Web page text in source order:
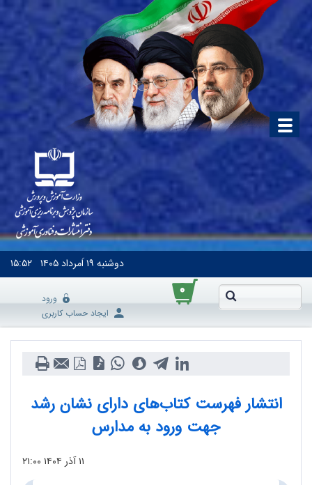
دوشنبه ۱۹ اَمرداد ۱۴۰۵ ۱۵:۵۲
۰
ورود
ایجاد حساب کاربری
انتشار فهرست کتاب‌های دارای نشان رشد
جهت ورود به مدارس
۱۱ آذر ۱۴۰۴ ۲۱:۰۰